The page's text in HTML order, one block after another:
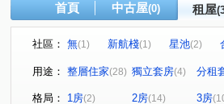
首頁 中古屋(0) 租屋
社區： 無(1) 新航棧(1) 星池(2)
無 (1) 音悅琉璃 (1) 和境寓見
用途： 整層住家(28) 獨立套房(4) 分租
格局： 1房(2) 2房(14) 3房